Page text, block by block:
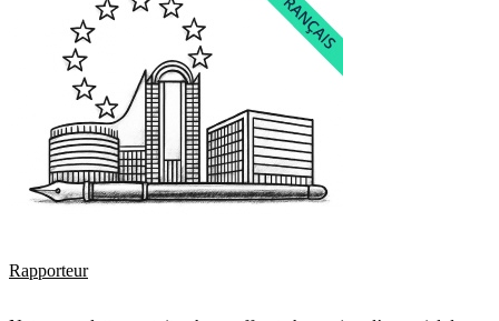
Rapporteur